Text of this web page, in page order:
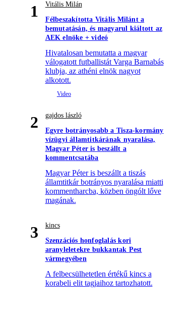
1
Vitális Milán
Félbeszakította Vitális Milánt a
bemutatásán, és magyarul kiáltott az
AEK elnöke + videó
Hivatalosan bemutatta a magyar
válogatott futballistát Varga Barnabás
klubja, az athéni elnök nagyot
alkotott.
2
gajdos lászló
Egyre botrányosabb a Tisza-kormány
vízügyi államtitkárának nyaralása,
Magyar Péter is beszállt a
kommentcsatába
Magyar Péter is beszállt a tiszás
államtitkár botrányos nyaralása miatti
kommentharcba, közben öngólt lőve
magának.
3
kincs
Szenzációs honfoglalás kori
aranyleletekre bukkantak Pest
vármegyében
A felbecsülhetetlen értékű kincs a
korabeli elit tagjaihoz tartozhatott.